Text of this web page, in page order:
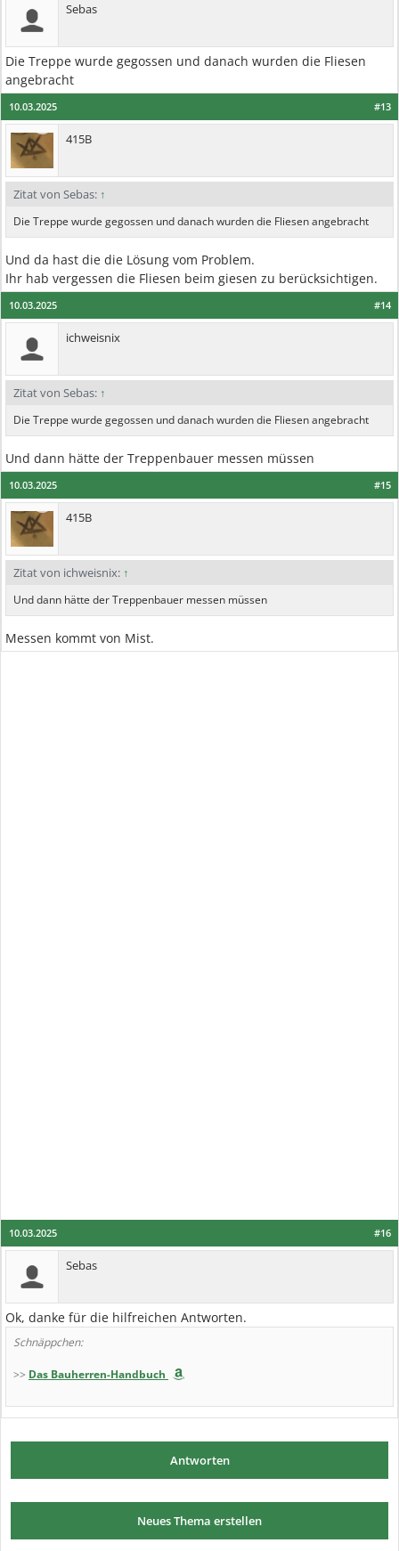
Sebas
Die Treppe wurde gegossen und danach wurden die Fliesen
angebracht
#13
10.03.2025
415B
Zitat von Sebas: ↑
Die Treppe wurde gegossen und danach wurden die Fliesen angebracht
Und da hast die die Lösung vom Problem.
Ihr hab vergessen die Fliesen beim giesen zu berücksichtigen.
#14
10.03.2025
ichweisnix
Zitat von Sebas: ↑
Die Treppe wurde gegossen und danach wurden die Fliesen angebracht
Und dann hätte der Treppenbauer messen müssen
#15
10.03.2025
415B
Zitat von ichweisnix: ↑
Und dann hätte der Treppenbauer messen müssen
Messen kommt von Mist.
#16
10.03.2025
Sebas
Ok, danke für die hilfreichen Antworten.
Schnäppchen:
>> Das Bauherren-Handbuch
Antworten
Neues Thema erstellen